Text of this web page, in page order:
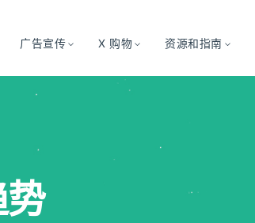
广告宣传 X 购物 资源和指南